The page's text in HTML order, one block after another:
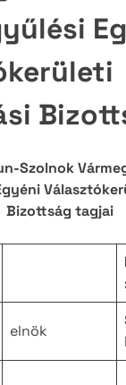
Szolnok
Bizottság tagjai
elnök